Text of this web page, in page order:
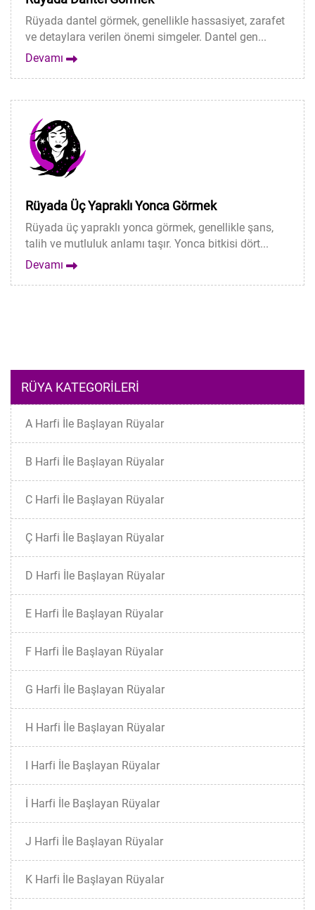
Rüyada dantel görmek, genellikle hassasiyet, zarafet
ve detaylara verilen önemi simgeler. Dantel gen...
Devamı
Rüyada Üç Yapraklı Yonca Görmek
Rüyada üç yapraklı yonca görmek, genellikle şans,
talih ve mutluluk anlamı taşır. Yonca bitkisi dört...
Devamı
RÜYA KATEGORILERI
A Harfi İle Başlayan Rüyalar
B Harfi İle Başlayan Rüyalar
C Harfi İle Başlayan Rüyalar
Ç Harfi İle Başlayan Rüyalar
D Harfi İle Başlayan Rüyalar
E Harfi İle Başlayan Rüyalar
F Harfi İle Başlayan Rüyalar
G Harfi İle Başlayan Rüyalar
H Harfi İle Başlayan Rüyalar
I Harfi İle Başlayan Rüyalar
İ Harfi İle Başlayan Rüyalar
J Harfi İle Başlayan Rüyalar
K Harfi İle Başlayan Rüyalar